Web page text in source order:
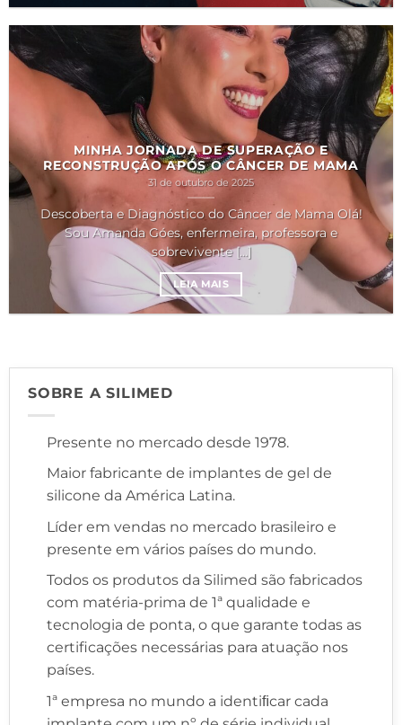
MINHA JORNADA DE SUPERAÇÃO E
RECONSTRUÇÃO APÓS O CÂNCER DE MAMA
31 de outubro de 2025
Descoberta e Diagnóstico do Câncer de Mama Olá!
Sou Amanda Góes, enfermeira, professora e
sobrevivente [...]
LEIA MAIS
SOBRE A SILIMED
Presente no mercado desde 1978.
Maior fabricante de implantes de gel de
silicone da América Latina.
Líder em vendas no mercado brasileiro e
presente em vários países do mundo.
Todos os produtos da Silimed são fabricados
com matéria-prima de 1ª qualidade e
tecnologia de ponta, o que garante todas as
certificações necessárias para atuação nos
países.
1ª empresa no mundo a identiﬁcar cada